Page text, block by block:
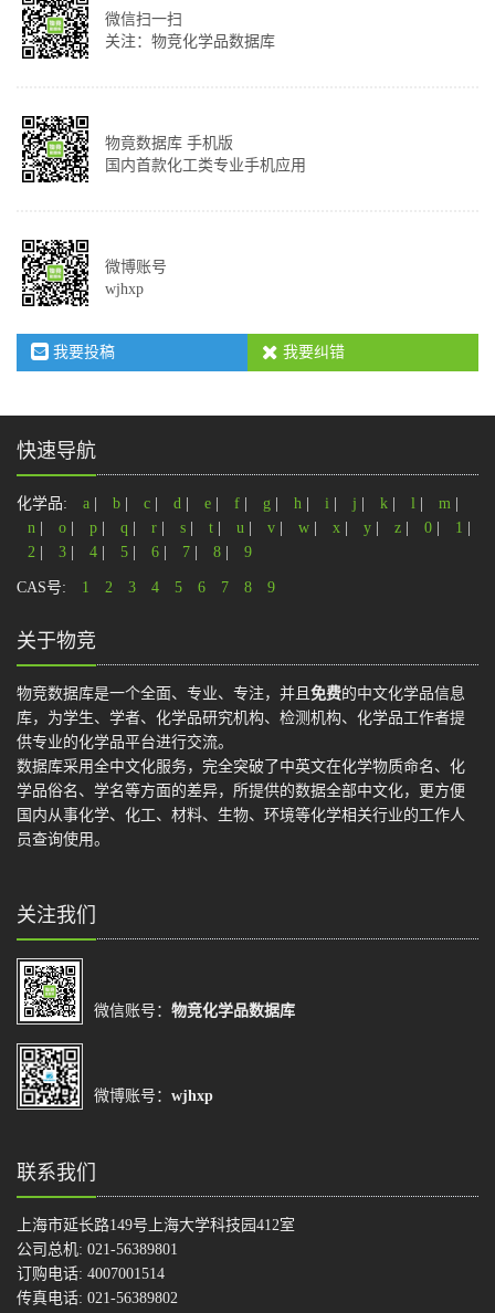
微信扫一扫
关注：物竞化学品数据库
物竟数据库 手机版
国内首款化工类专业手机应用
微博账号
wjhxp
我要投稿 我要纠错
快速导航
化学品: a b c d e f g h i j k l m
n
o p q r s t u v w x y z 0 1
2
3 4 5 6 7 8 9
CAS号: 1 2 3 4 5 6 7 8 9
关于物竞
物竞数据库是一个全面、专业、专注，并且 免费的中文化学品信息
库，为学生、学者、化学品研究机构、检测机构、化学品工作者提
供专业的化学品平台进行交流。
数据库采用全中文化服务，完全突破了中英文在化学物质命名、化
学品俗名、学名等方面的差异，所提供的数据全部中文化，更方便
国内从事化学、化工、材料、生物、环境等化学相关行业的工作人
员查询使用。
关注我们
微信账号： 物竞化学品数据库
微博账号： wjhxp
联系我们
上海市延长路149号上海大学科技园412室
公司总机: 021-56389801
订购电话: 4007001514
传真电话: 021-56389802